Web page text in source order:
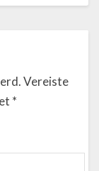
Vereiste
*